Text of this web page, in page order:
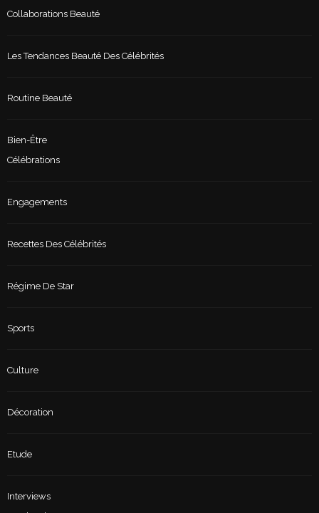
Collaborations Beauté
Les Tendances Beauté Des Célébrités
Routine Beauté
Bien-Être
Célébrations
Engagements
Recettes Des Célébrités
Régime De Star
Sports
Culture
Décoration
Etude
Interviews